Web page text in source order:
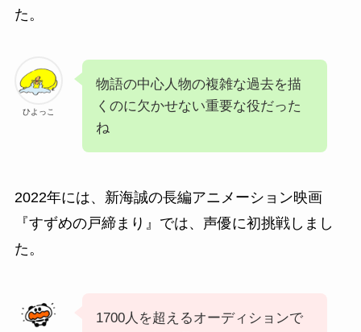
た。
ひよっこ
物語の中心人物の複雑な過去を描
くのに欠かせない重要な役だった
ね
2022年には、新海誠の長編アニメーション映画
『すずめの戸締まり』では、声優に初挑戦しまし
た。
1700人を超えるオーディションで